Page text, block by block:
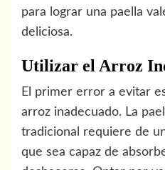
para lograr una paella
deliciosa.
Utilizar el Arroz
El primer error a evitar
arroz inadecuado. La
tradicional requiere de
que sea capaz de